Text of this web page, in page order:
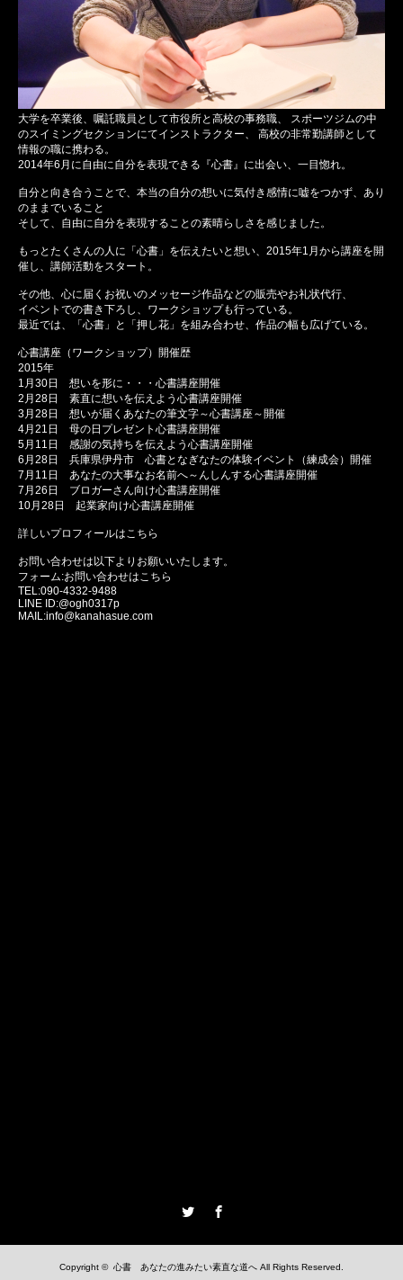
大学を卒業後、嘱託職員として市役所と高校の事務職、 スポーツジムの中
のスイミングセクションにてインストラクター、 高校の非常勤講師として
情報の職に携わる。
2014年6月に自由に自分を表現できる『心書』に出会い、一目惚れ。
自分と向き合うことで、本当の自分の想いに気付き感情に嘘をつかず、あり
のままでいること
そして、自由に自分を表現することの素晴らしさを感じました。
もっとたくさんの人に「心書」を伝えたいと想い、2015年1月から講座を開
催し、講師活動をスタート。
その他、心に届くお祝いのメッセージ作品などの販売やお礼状代行、
イベントでの書き下ろし、ワークショップも行っている。
最近では、「心書」と「押し花」を組み合わせ、作品の幅も広げている。
心書講座（ワークショップ）開催歴
2015年
1月30日 想いを形に・・・心書講座開催
2月28日 素直に想いを伝えよう心書講座開催
3月28日 想いが届くあなたの筆文字～心書講座～開催
4月21日 母の日プレゼント心書講座開催
5月11日 感謝の気持ちを伝えよう心書講座開催
6月28日 兵庫県伊丹市 心書となぎなたの体験イベント（練成会）開催
7月11日 あなたの大事なお名前へ～んしんする心書講座開催
7月26日 ブロガーさん向け心書講座開催
10月28日 起業家向け心書講座開催
詳しいプロフィールはこちら
お問い合わせは以下よりお願いいたします。
フォーム:お問い合わせはこちら
TEL:090-4332-9488
LINE ID:@ogh0317p
MAIL:info@kanahasue.com
Copyright © 心書 あなたの進みたい素直な道へ All Rights Reserved.